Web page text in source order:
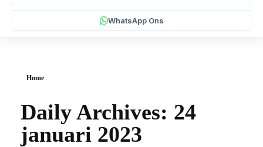
WhatsApp Ons
Home
Daily Archives: 24
januari 2023